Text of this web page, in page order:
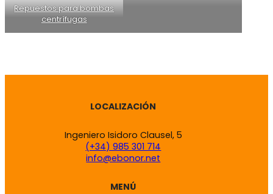
Repuestos para bombas
centrífugas
LOCALIZACIÓN
Ingeniero Isidoro Clausel, 5
(+34) 985 301 714
info@ebonor.net
MENÚ